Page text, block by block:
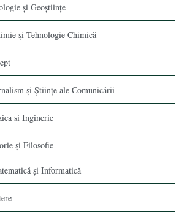
și Geoștiințe
şi Tehnologie Chimică
şi Ştiinţe ale Comunicării
si Inginerie
şi Filosofie
şi Informatică